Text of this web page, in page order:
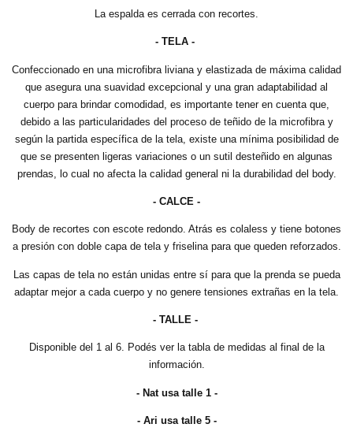
La espalda es cerrada con recortes.
- TELA -
Confeccionado en una microfibra liviana y elastizada de máxima calidad
que asegura una suavidad excepcional y una gran adaptabilidad al
cuerpo para brindar comodidad, es importante tener en cuenta que,
debido a las particularidades del proceso de teñido de la microfibra y
según la partida específica de la tela, existe una mínima posibilidad de
que se presenten ligeras variaciones o un sutil desteñido en algunas
prendas, lo cual no afecta la calidad general ni la durabilidad del body.
- CALCE -
Body de recortes con escote redondo. Atrás es colaless y tiene botones
a presión con doble capa de tela y friselina para que queden reforzados.
Las capas de tela no están unidas entre sí para que la prenda se pueda
adaptar mejor a cada cuerpo y no genere tensiones extrañas en la tela.
- TALLE -
Disponible del 1 al 6. Podés ver la tabla de medidas al final de la
información.
- Nat usa talle 1 -
- Ari usa talle 5 -